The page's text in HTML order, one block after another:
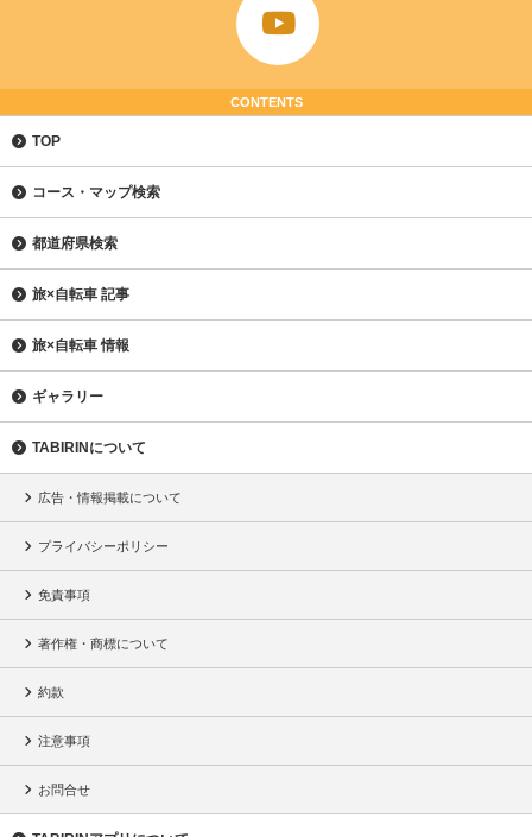
CONTENTS
TOP
コース・マップ検索
都道府県検索
旅×自転車 記事
旅×自転車 情報
ギャラリー
TABIRINについて
広告・情報掲載について
プライバシーポリシー
免責事項
著作権・商標について
約款
注意事項
お問合せ